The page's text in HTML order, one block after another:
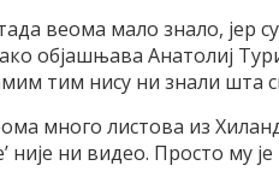
веома мало знало, јер
објашњава Анатолиј
тим нису ни знали шта
много листова из
није ни видео. Просто му